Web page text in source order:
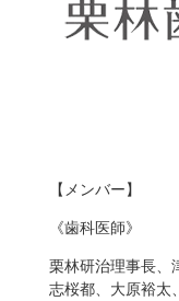
【メンバー】
《歯科医師》
栗林研治理事長、
志桜都、大原裕太